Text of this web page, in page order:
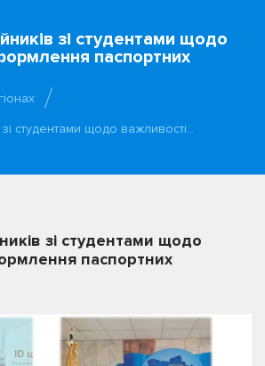
зі студентами щодо
паспортних
зі студентами щодо важливості…
зі студентами щодо
паспортних